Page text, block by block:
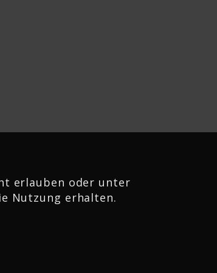
erlauben oder unter
Nutzung erhalten.